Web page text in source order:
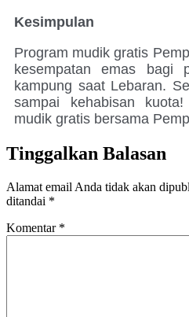
Kesimpulan
Program mudik gratis
kesempatan emas bagi
kampung saat Lebaran.
sampai kehabisan
mudik gratis bersama
Tinggalkan Balasan
Alamat email Anda tidak akan
ditandai *
Komentar *